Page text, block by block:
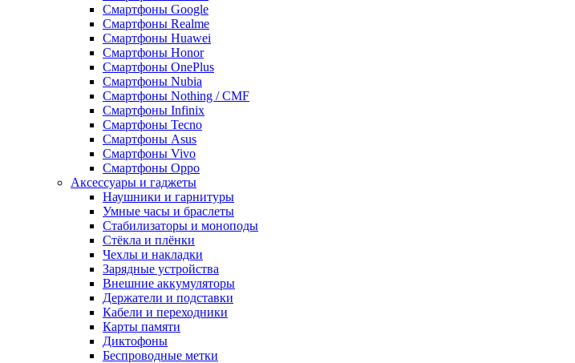
Смартфоны Google
Смартфоны Realme
Смартфоны Huawei
Смартфоны Honor
Смартфоны OnePlus
Смартфоны Nubia
Смартфоны Nothing / CMF
Смартфоны Infinix
Смартфоны Tecno
Смартфоны Asus
Смартфоны Vivo
Смартфоны Oppo
Аксессуары и гаджеты
Наушники и гарнитуры
Умные часы и браслеты
Стабилизаторы и моноподы
Стёкла и плёнки
Чехлы и накладки
Зарядные устройства
Внешние аккумуляторы
Держатели и подставки
Кабели и переходники
Карты памяти
Диктофоны
Беспроводные метки